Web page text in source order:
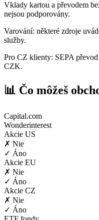
Vklady kartou a převodem
nejsou podporovány.
Varování: některé zdroje
služby.
Pro CZ klienty: SEPA
CZK.
📊 Čo môžeš
Capital.com
Wonderinterest
Akcie US
✗ Nie
✓ Áno
Akcie EU
✗ Nie
✓ Áno
Akcie CZ
✗ Nie
✓ Áno